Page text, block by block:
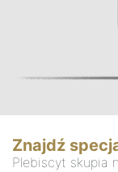
Znajdź
Plebiscyt skupia